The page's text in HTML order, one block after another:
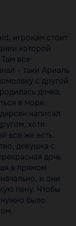
игрокам стоит
которой
все
– таки Ариэль
с другой
дочка,
в море.
написал
хотя
все же есть.
девушка с
дочь
в прямом
и они
пену. Чтобы
было